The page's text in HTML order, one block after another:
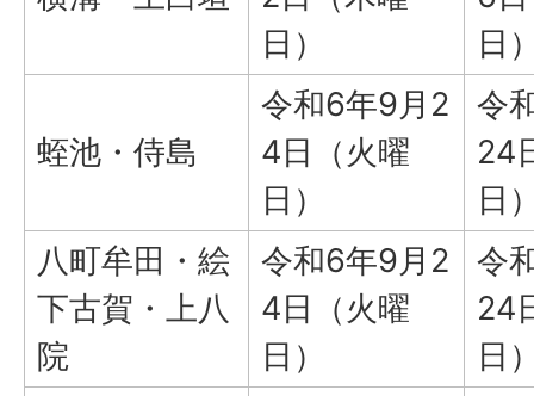
日）
日
蛭池・侍島
令和6年9月2
4日（火曜
日）
令
24
日
八町牟田・絵
下古賀・上八
院
令和6年9月2
4日（火曜
日）
令
24
日